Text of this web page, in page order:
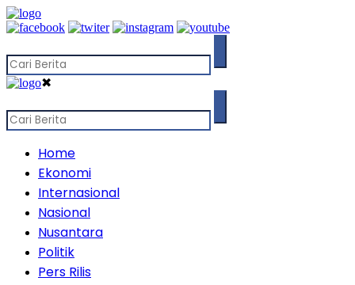
✖
Home
Ekonomi
Internasional
Nasional
Nusantara
Politik
Pers Rilis